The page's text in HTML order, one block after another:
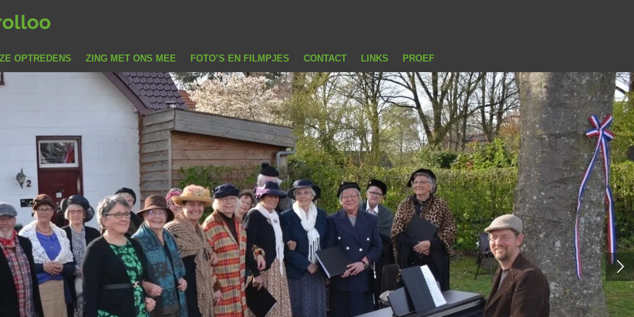
OPTREDENS ZING MET ONS MEE FOTO’S EN FILMPJES CONTACT LINKS PROEF